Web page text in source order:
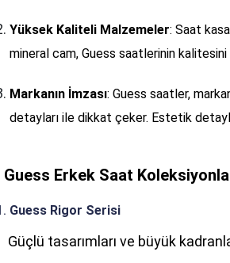
Yüksek Kaliteli Malzemeler: Saat
mineral cam, Guess saatlerinin kalitesini
Markanın İmzası: Guess saatler,
detayları ile dikkat çeker. Estetik
Guess Erkek Saat
Guess Rigor Serisi
Güçlü tasarımları ve büyük